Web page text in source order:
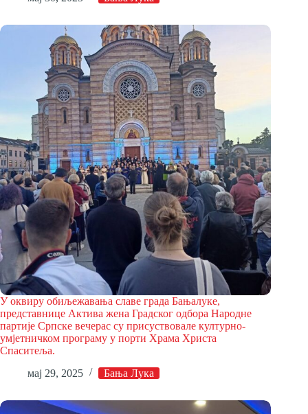
У оквиру обиљежавања славе града Бањалуке,
представнице Активa жена Градског одбора Народне
партије Српске вечерас су присуствовале културно-
умјетничком програму у порти Храма Христа
Спаситеља.
мај 29, 2025
Бања Лука